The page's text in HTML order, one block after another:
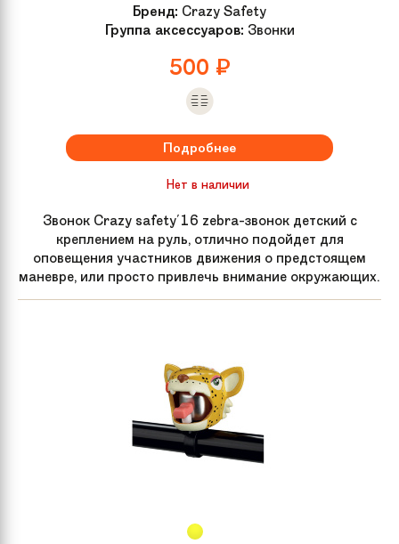
Бренд: Crazy Safety
Группа аксессуаров: Звонки
500 ₽
Подробнее
Нет в наличии
Звонок Crazy safety'16 zebra-звонок детский с
креплением на руль, отлично подойдет для
оповещения участников движения о предстоящем
маневре, или просто привлечь внимание окружающих.